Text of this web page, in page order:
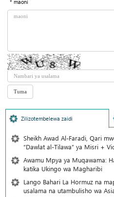
* maoni
Zilizotembelewa zaidi
Sheikh Awad Al-Faradi, Qari
“Dawlat al-Tilawa” ya Misri +
Awamu Mpya ya Muqawama:
katika Ukingo wa Magharibi
Lango Bahari La Hormuz na
usalama na utambulisho wa